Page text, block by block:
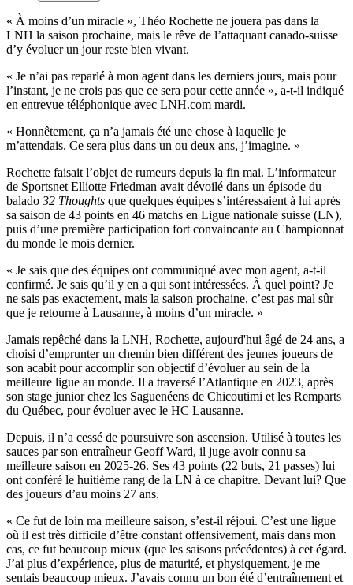
« À moins d’un miracle », Théo Rochette ne jouera pas dans la
LNH la saison prochaine, mais le rêve de l’attaquant canado-suisse
d’y évoluer un jour reste bien vivant.
« Je n’ai pas reparlé à mon agent dans les derniers jours, mais pour
l’instant, je ne crois pas que ce sera pour cette année », a-t-il indiqué
en entrevue téléphonique avec LNH.com mardi.
« Honnêtement, ça n’a jamais été une chose à laquelle je
m’attendais. Ce sera plus dans un ou deux ans, j’imagine. »
Rochette faisait l’objet de rumeurs depuis la fin mai. L’informateur
de Sportsnet Elliotte Friedman avait dévoilé dans un épisode du
balado 32 Thoughts que quelques équipes s’intéressaient à lui après
sa saison de 43 points en 46 matchs en Ligue nationale suisse (LN),
puis d’une première participation fort convaincante au Championnat
du monde le mois dernier.
« Je sais que des équipes ont communiqué avec mon agent, a-t-il
confirmé. Je sais qu’il y en a qui sont intéressées. À quel point? Je
ne sais pas exactement, mais la saison prochaine, c’est pas mal sûr
que je retourne à Lausanne, à moins d’un miracle. »
Jamais repêché dans la LNH, Rochette, aujourd'hui âgé de 24 ans, a
choisi d’emprunter un chemin bien différent des jeunes joueurs de
son acabit pour accomplir son objectif d’évoluer au sein de la
meilleure ligue au monde. Il a traversé l’Atlantique en 2023, après
son stage junior chez les Saguenéens de Chicoutimi et les Remparts
du Québec, pour évoluer avec le HC Lausanne.
Depuis, il n’a cessé de poursuivre son ascension. Utilisé à toutes les
sauces par son entraîneur Geoff Ward, il juge avoir connu sa
meilleure saison en 2025-26. Ses 43 points (22 buts, 21 passes) lui
ont conféré le huitième rang de la LN à ce chapitre. Devant lui? Que
des joueurs d’au moins 27 ans.
« Ce fut de loin ma meilleure saison, s’est-il réjoui. C’est une ligue
où il est très difficile d’être constant offensivement, mais dans mon
cas, ce fut beaucoup mieux (que les saisons précédentes) à cet égard.
J’ai plus d’expérience, plus de maturité, et physiquement, je me
sentais beaucoup mieux. J’avais connu un bon été d’entraînement et